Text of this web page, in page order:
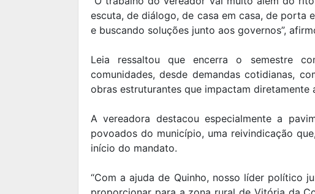
escuta, de diálogo, de casa em casa, de porta
e buscando soluções junto aos governos”,
Leia ressaltou que encerra o semestre
comunidades, desde demandas cotidianas,
obras estruturantes que impactam
A vereadora destacou especialmente a
povoados do município, uma reivindicação
início do mandato.
“Com a ajuda de Quinho, nosso líder político